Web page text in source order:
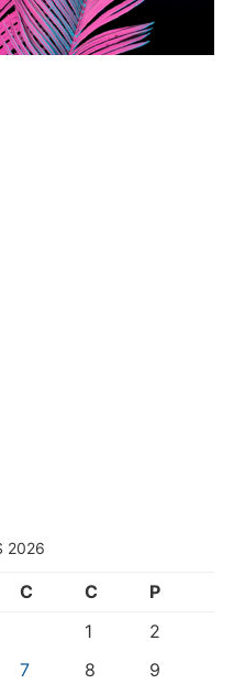
2026
C C
P
1
2
7 8
9